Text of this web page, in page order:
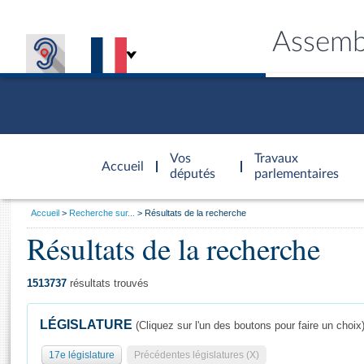
Accueil
d'accueil
Vos
députés
Travaux
parlementaires
Général
Vous
Accueil Recherche sur... Résultats de la recherche
Résultats de la recherche
1513737 résultats trouvés
LÉGISLATURE (Cliquez sur l'un des boutons pour faire un choix)
17e législature Précédentes législatures (X)